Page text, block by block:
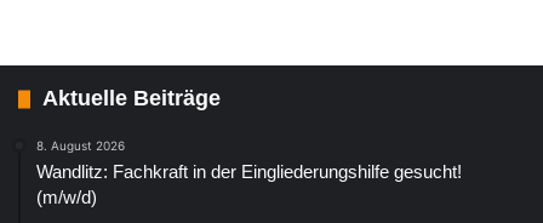
Aktuelle Beiträge
8. August 2026
Wandlitz: Fachkraft in der Eingliederungshilfe gesucht!
(m/w/d)